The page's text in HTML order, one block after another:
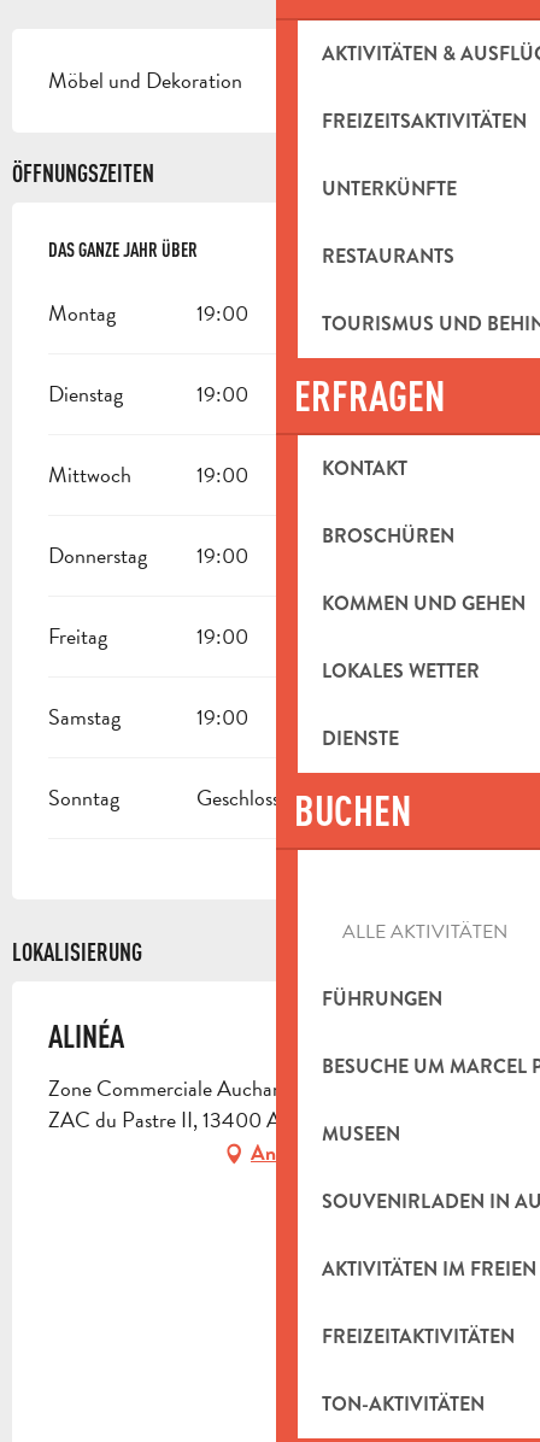
AKTIVITÄTEN &
FREIZEITSAKTIVITÄTEN
UNTERKÜNFTE
RESTAURANTS
TOURISMUS UND
ERFRAGEN
KONTAKT
BROSCHÜREN
KOMMEN UND GEHEN
LOKALES WETTER
DIENSTE
BUCHEN
ALLE AKTIVITÄTEN
FÜHRUNGEN
BESUCHE UM MARCEL
MUSEEN
SOUVENIRLADEN IN
AKTIVITÄTEN IM FREIEN
FREIZEITAKTIVITÄTEN
TON-AKTIVITÄTEN
Möbel und Dekoration
ÖFFNUNGSZEITEN
DAS GANZE JAHR ÜBER
DAS GANZE JAHR ÜBER
Montag 19:00
Dienstag 19:00
Mittwoch 19:00
Donnerstag 19:00
Freitag 19:00
Samstag 19:00
Sonntag Geschlossen
LOKALISIERUNG
ALINÉA
Zone Commerciale Auchan, quat. Les Jonquiers,
ZAC du Pastre II, 13400 Aubagne
Anfahrt